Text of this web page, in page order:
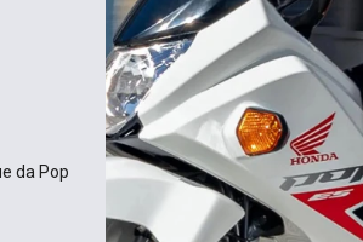
da Pop